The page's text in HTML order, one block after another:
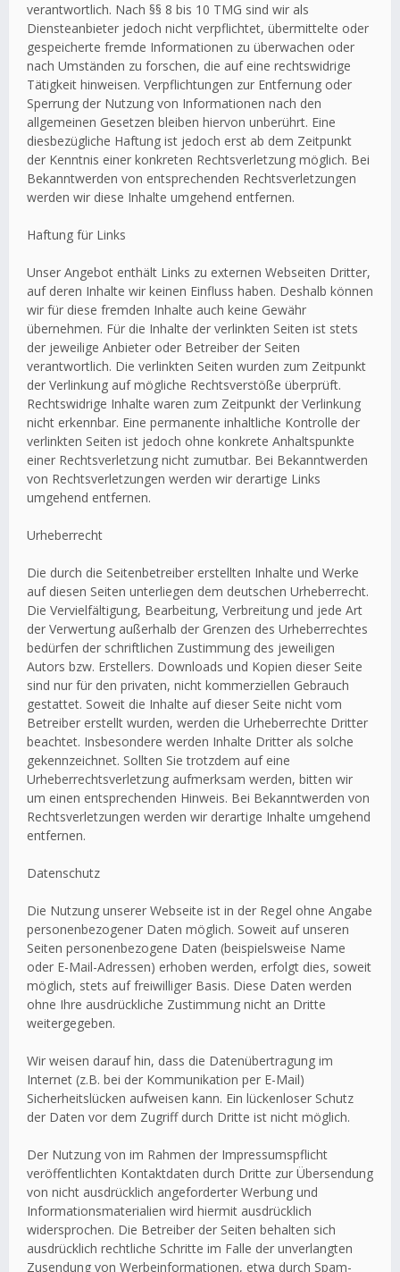
verantwortlich. Nach §§ 8 bis 10 TMG sind wir als
Diensteanbieter jedoch nicht verpflichtet, übermittelte oder
gespeicherte fremde Informationen zu überwachen oder
nach Umständen zu forschen, die auf eine rechtswidrige
Tätigkeit hinweisen. Verpflichtungen zur Entfernung oder
Sperrung der Nutzung von Informationen nach den
allgemeinen Gesetzen bleiben hiervon unberührt. Eine
diesbezügliche Haftung ist jedoch erst ab dem Zeitpunkt
der Kenntnis einer konkreten Rechtsverletzung möglich. Bei
Bekanntwerden von entsprechenden Rechtsverletzungen
werden wir diese Inhalte umgehend entfernen.
Haftung für Links
Unser Angebot enthält Links zu externen Webseiten Dritter,
auf deren Inhalte wir keinen Einfluss haben. Deshalb können
wir für diese fremden Inhalte auch keine Gewähr
übernehmen. Für die Inhalte der verlinkten Seiten ist stets
der jeweilige Anbieter oder Betreiber der Seiten
verantwortlich. Die verlinkten Seiten wurden zum Zeitpunkt
der Verlinkung auf mögliche Rechtsverstöße überprüft.
Rechtswidrige Inhalte waren zum Zeitpunkt der Verlinkung
nicht erkennbar. Eine permanente inhaltliche Kontrolle der
verlinkten Seiten ist jedoch ohne konkrete Anhaltspunkte
einer Rechtsverletzung nicht zumutbar. Bei Bekanntwerden
von Rechtsverletzungen werden wir derartige Links
umgehend entfernen.
Urheberrecht
Die durch die Seitenbetreiber erstellten Inhalte und Werke
auf diesen Seiten unterliegen dem deutschen Urheberrecht.
Die Vervielfältigung, Bearbeitung, Verbreitung und jede Art
der Verwertung außerhalb der Grenzen des Urheberrechtes
bedürfen der schriftlichen Zustimmung des jeweiligen
Autors bzw. Erstellers. Downloads und Kopien dieser Seite
sind nur für den privaten, nicht kommerziellen Gebrauch
gestattet. Soweit die Inhalte auf dieser Seite nicht vom
Betreiber erstellt wurden, werden die Urheberrechte Dritter
beachtet. Insbesondere werden Inhalte Dritter als solche
gekennzeichnet. Sollten Sie trotzdem auf eine
Urheberrechtsverletzung aufmerksam werden, bitten wir
um einen entsprechenden Hinweis. Bei Bekanntwerden von
Rechtsverletzungen werden wir derartige Inhalte umgehend
entfernen.
Datenschutz
Die Nutzung unserer Webseite ist in der Regel ohne Angabe
personenbezogener Daten möglich. Soweit auf unseren
Seiten personenbezogene Daten (beispielsweise Name
oder E-Mail-Adressen) erhoben werden, erfolgt dies, soweit
möglich, stets auf freiwilliger Basis. Diese Daten werden
ohne Ihre ausdrückliche Zustimmung nicht an Dritte
weitergegeben.
Wir weisen darauf hin, dass die Datenübertragung im
Internet (z.B. bei der Kommunikation per E-Mail)
Sicherheitslücken aufweisen kann. Ein lückenloser Schutz
der Daten vor dem Zugriff durch Dritte ist nicht möglich.
Der Nutzung von im Rahmen der Impressumspflicht
veröffentlichten Kontaktdaten durch Dritte zur Übersendung
von nicht ausdrücklich angeforderter Werbung und
Informationsmaterialien wird hiermit ausdrücklich
widersprochen. Die Betreiber der Seiten behalten sich
ausdrücklich rechtliche Schritte im Falle der unverlangten
Zusendung von Werbeinformationen, etwa durch Spam-